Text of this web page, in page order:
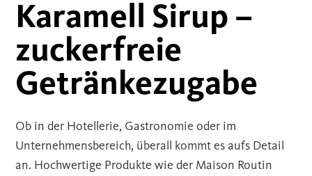
Karamell Sirup –
zuckerfreie
Getränkezugabe
Ob in der Hotellerie, Gastronomie oder im
Unternehmensbereich, überall kommt es aufs Detail
an. Hochwertige Produkte wie der Maison Routin